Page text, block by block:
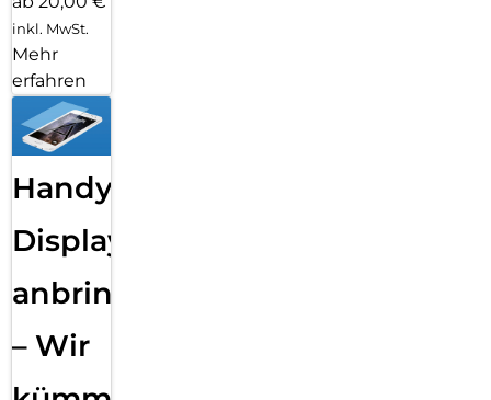
inkl. MwSt.
Mehr
erfahren
Handy
Displayfolie
anbringen
– Wir